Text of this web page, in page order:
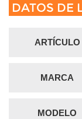
DATOS DE
ARTÍCULO
MARCA
MODELO